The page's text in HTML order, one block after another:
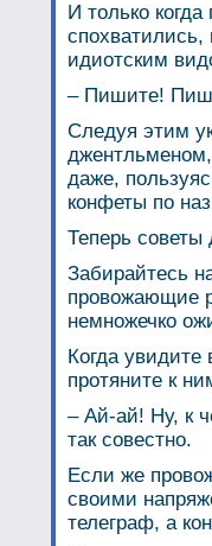
И только
спохватились,
идиотским
– Пишите!
Следуя этим
даже,
конфеты по
Теперь
Забирайтесь
провожающие
немножечко
Когда увидите
протяните к
– Ай-ай! Ну, к
так совестно.
Если же
своими
телеграф, а